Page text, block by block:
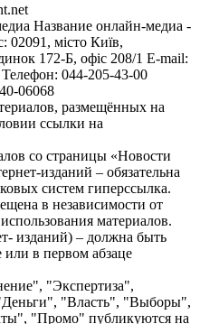
Название онлайн-медиа -
02091, місто Київ,
172-Б, офіс 208/1 E-mail:
Телефон: 044-205-43-00
06068
размещённых на
ссылки на
со страницы «Новости
изданий – обязательна
систем гиперссылка.
в независимости от
материалов.
изданий) – должна быть
или в первом абзаце
"Экспертиза",
"Власть", "Выборы",
"Промо" публикуются на